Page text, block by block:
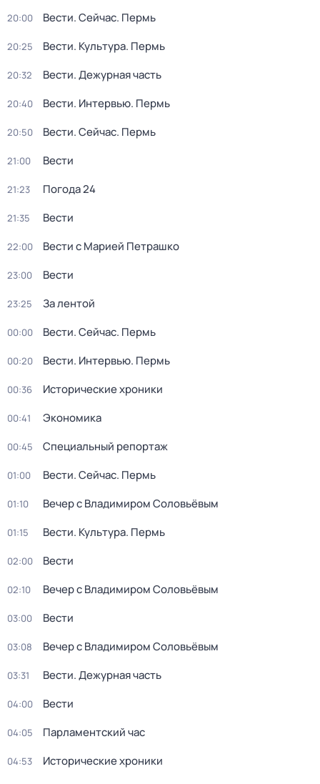
20:00 Вести. Сейчас. Пермь
20:25 Вести. Культура. Пермь
20:32 Вести. Дежурная часть
20:40 Вести. Интервью. Пермь
20:50 Вести. Сейчас. Пермь
21:00 Вести
21:23 Погода 24
21:35 Вести
22:00 Вести с Марией Петрашко
23:00 Вести
23:25 За лентой
00:00 Вести. Сейчас. Пермь
00:20 Вести. Интервью. Пермь
00:36 Исторические хроники
00:41 Экономика
00:45 Специальный репортаж
01:00 Вести. Сейчас. Пермь
01:10 Вечер с Владимиром Соловьёвым
01:15 Вести. Культура. Пермь
02:00 Вести
02:10 Вечер с Владимиром Соловьёвым
03:00 Вести
03:08 Вечер с Владимиром Соловьёвым
03:31 Вести. Дежурная часть
04:00 Вести
04:05 Парламентский час
04:53 Исторические хроники